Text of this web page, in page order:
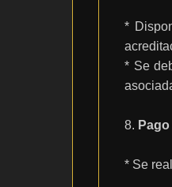
*
* Se
8.
* Se